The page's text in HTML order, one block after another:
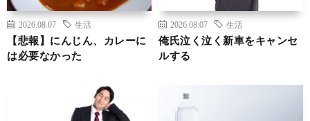
2026.08.07 生活
【悲報】にんじん、カレーに
は必要なかった
2026.08.07 生活
俺氏泣く泣く新車をキャンセ
ルする